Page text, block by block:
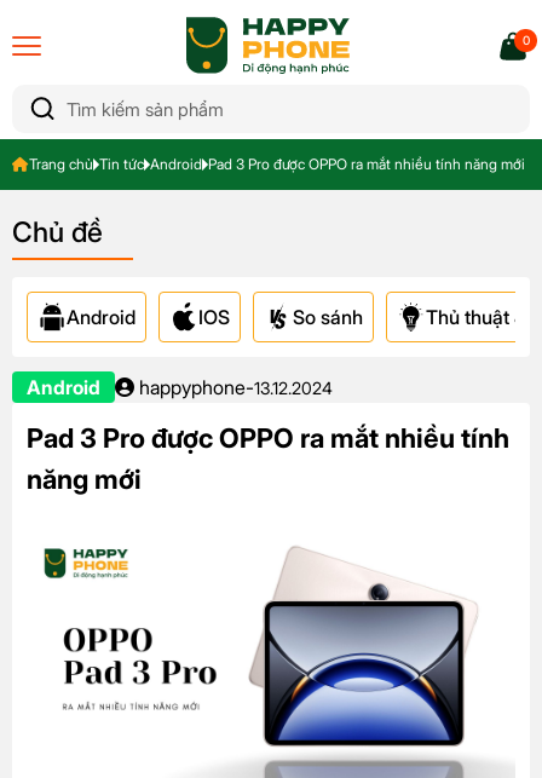
0
Trang chủ Tin tức Android Pad 3 Pro được OPPO ra mắt nhiều tính năng mới
Chủ đề
Android IOS So sánh Thủ thuật &
Android happyphone-13.12.2024
Pad 3 Pro được OPPO ra mắt nhiều tính
năng mới